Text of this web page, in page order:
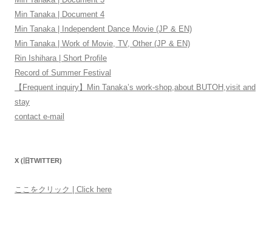
Min Tanaka | Document 4
Min Tanaka | Independent Dance Movie (JP & EN)
Min Tanaka | Work of Movie, TV, Other (JP & EN)
Rin Ishihara | Short Profile
Record of Summer Festival
【Frequent inquiry】Min Tanaka’s work-shop,about BUTOH,visit and
stay
contact e-mail
X (旧TWITTER)
ここをクリック | Click here